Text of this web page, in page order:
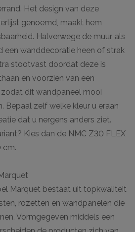
Het design van deze
genoemd, maakt hem
Halverwege de muur, als
een wanddecoratie heen of strak
stootvast doordat deze is
en voorzien van een
dit wandpaneel mooi
Bepaal zelf welke kleur u eraan
dat u nergens anders ziet.
Kies dan de NMC Z30 FLEX
cm.
Marquet bestaat uit topkwaliteit
rozetten en wandpanelen die
Vormgegeven middels een